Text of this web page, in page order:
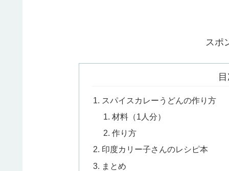
スポ
スパイスカレーうどんの作り方
材料（1人分）
作り方
印度カリー子さんのレシピ本
まとめ